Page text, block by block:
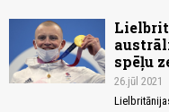
spēļu
26.jūl 2021